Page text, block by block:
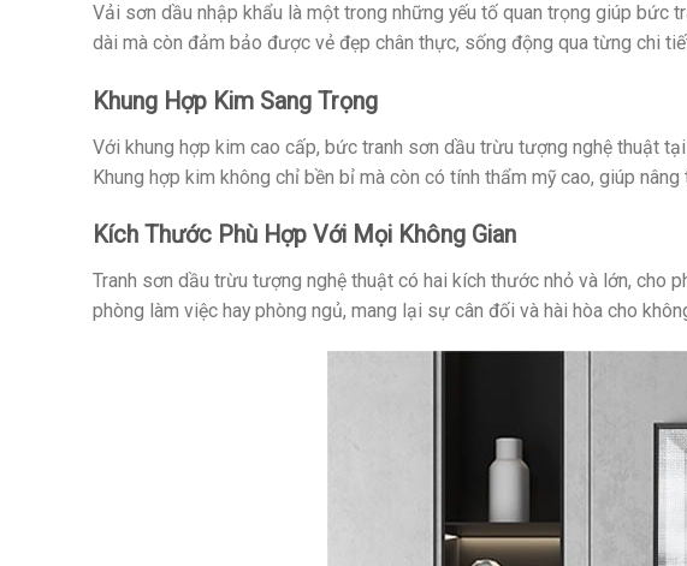
Vải sơn dầu nhập khẩu là một trong những yếu tố quan trọng giúp bức
dài mà còn đảm bảo được vẻ đẹp chân thực, sống động qua từng chi
Khung Hợp Kim Sang Trọng
Với khung hợp kim cao cấp, bức tranh sơn dầu trừu tượng nghệ thuật
Khung hợp kim không chỉ bền bỉ mà còn có tính thẩm mỹ cao, giúp
Kích Thước Phù Hợp Với Mọi Không Gian
Tranh sơn dầu trừu tượng nghệ thuật có hai kích thước nhỏ và lớn, cho
phòng làm việc hay phòng ngủ, mang lại sự cân đối và hài hòa cho